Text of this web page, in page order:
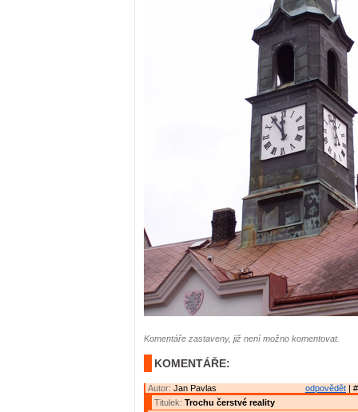
Komentáře zastaveny, již není možno komentovat.
KOMENTÁŘE:
odpovědět |
Autor: Jan Pavlas
Titulek: Trochu čerstvé reality